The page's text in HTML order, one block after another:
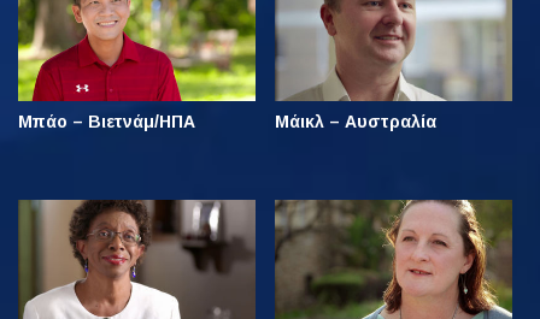
Μπάο – Βιετνάμ/ΗΠΑ Μάικλ – Αυστραλία